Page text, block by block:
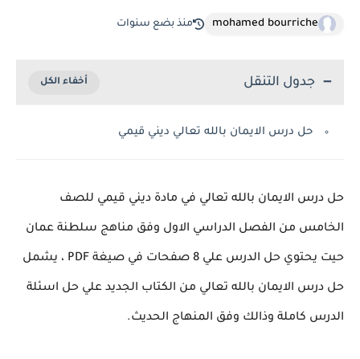
mohamed bourriche منذ بضع سنوات
جدول التنقل
حل درس الايمان بالله تعالي ديني قيمي
حل درس الايمان بالله تعالي في مادة ديني قيمي للصف
الخامس من الفصل الدراسي الاول وفق مناهج سلطنة عمان
حيت يحتوي حل الدرس علي 8 صفحات في صيغة PDF ، يشمل
حل درس الايمان بالله تعالي من الكتاب الجديد علي حل اسئلة
الدرس كاملة وذالك وفق المنهاج الحديث.